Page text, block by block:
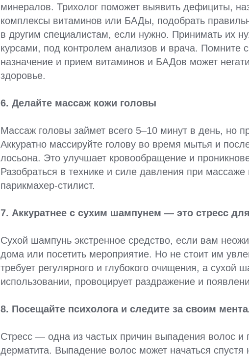
минералов. Трихолог поможет выявить дефициты,
комплексы витаминов или БАДы, подобрать
в другим специалистам, если нужно. Принимать их
курсами, под контролем анализов и врача. Помните
назначение и прием витаминов и БАДов может
здоровье.
6. Делайте массаж кожи головы
Массаж головы займет всего 5–10 минут в день, но
Аккуратно массируйте голову во время мытья и
лосьона. Это улучшает кровообращение и
Разобраться в технике и силе давления при
парикмахер-стилист.
7. Аккуратнее с сухим шампунем — это стресс
Сухой шампунь экстренное средство, если вам
дома или посетить мероприятие. Но не стоит им
требует регулярного и глубокого очищения, а сухой
использовании, провоцирует раздражение и
8. Посещайте психолога и следите за своим
Стресс — одна из частых причин выпадения волос и
дерматита. Выпадение волос может начаться спустя